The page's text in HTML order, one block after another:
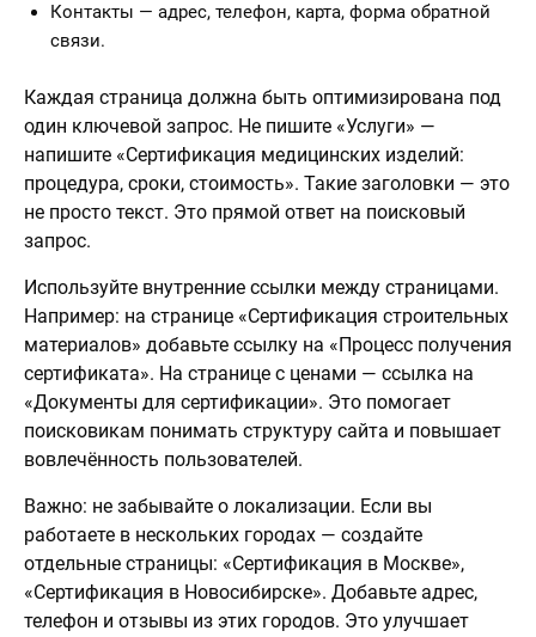
Контакты — адрес, телефон, карта, форма обратной
связи.
Каждая страница должна быть оптимизирована под
один ключевой запрос. Не пишите «Услуги» —
напишите «Сертификация медицинских изделий:
процедура, сроки, стоимость». Такие заголовки — это
не просто текст. Это прямой ответ на поисковый
запрос.
Используйте внутренние ссылки между страницами.
Например: на странице «Сертификация строительных
материалов» добавьте ссылку на «Процесс получения
сертификата». На странице с ценами — ссылка на
«Документы для сертификации». Это помогает
поисковикам понимать структуру сайта и повышает
вовлечённость пользователей.
Важно: не забывайте о локализации. Если вы
работаете в нескольких городах — создайте
отдельные страницы: «Сертификация в Москве»,
«Сертификация в Новосибирске». Добавьте адрес,
телефон и отзывы из этих городов. Это улучшает